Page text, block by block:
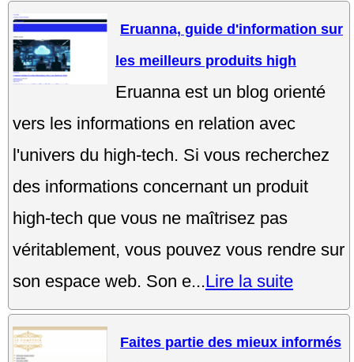
Eruanna, guide d'information sur
les meilleurs produits high
Eruanna est un blog orienté
vers les informations en relation avec
l'univers du high-tech. Si vous recherchez
des informations concernant un produit
high-tech que vous ne maîtrisez pas
véritablement, vous pouvez vous rendre sur
son espace web. Son e...Lire la suite
Faites partie des mieux informés